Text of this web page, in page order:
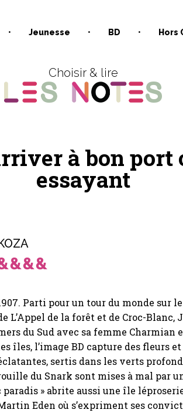
Jeunesse BD Hors
Choisir & lire
à bon port
essayant
Parti pour un tour du monde sur
L’Appel de la forêt et de Croc-Blanc,
du Sud avec sa femme Charmian
îles, l’image BD capture des fleurs
sertis dans les verts
du Snark sont mises à mal par
paradis » abrite aussi une île
Eden où s’expriment ses